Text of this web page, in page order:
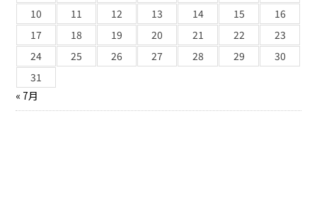
10
11 12 13 14 15
16
17
18 19 20 21 22
23
24
25 26 27 28 29
30
31
« 7月